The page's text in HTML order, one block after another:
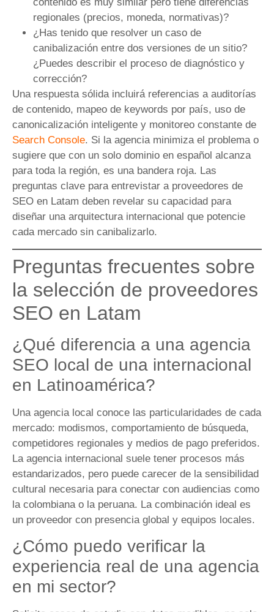
regionales (precios, moneda, normativas)?
¿Has tenido que resolver un caso de
canibalización entre dos versiones de un sitio?
¿Puedes describir el proceso de diagnóstico y
corrección?
Una respuesta sólida incluirá referencias a auditorías
de contenido, mapeo de keywords por país, uso de
canonicalización inteligente y monitoreo constante de
Search Console. Si la agencia minimiza el problema o
sugiere que con un solo dominio en español alcanza
para toda la región, es una bandera roja. Las
preguntas clave para entrevistar a proveedores de
SEO en Latam deben revelar su capacidad para
diseñar una arquitectura internacional que potencie
cada mercado sin canibalizarlo.
Preguntas frecuentes sobre
la selección de proveedores
SEO en Latam
¿Qué diferencia a una agencia
SEO local de una internacional
en Latinoamérica?
Una agencia local conoce las particularidades de cada
mercado: modismos, comportamiento de búsqueda,
competidores regionales y medios de pago preferidos.
La agencia internacional suele tener procesos más
estandarizados, pero puede carecer de la sensibilidad
cultural necesaria para conectar con audiencias como
la colombiana o la peruana. La combinación ideal es
un proveedor con presencia global y equipos locales.
¿Cómo puedo verificar la
experiencia real de una agencia
en mi sector?